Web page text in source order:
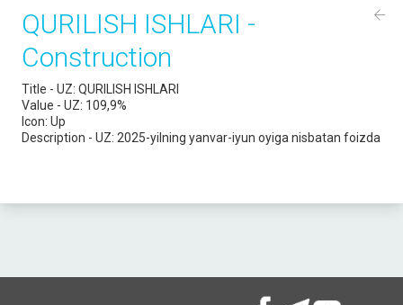
QURILISH ISHLARI -
Construction
Title - UZ: QURILISH ISHLARI
Value - UZ: 109,9%
Icon: Up
Description - UZ: 2025-yilning yanvar-iyun oyiga nisbatan foizda